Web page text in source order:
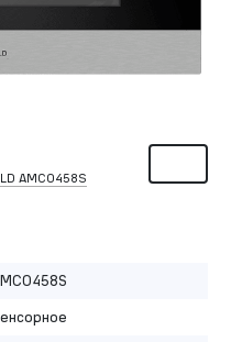
AMCO458S